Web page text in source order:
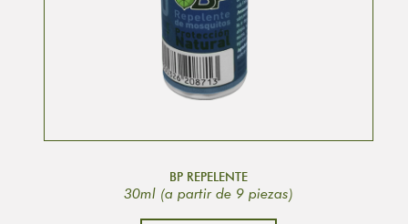
BP REPELENTE
30ml (a partir de 9 piezas)